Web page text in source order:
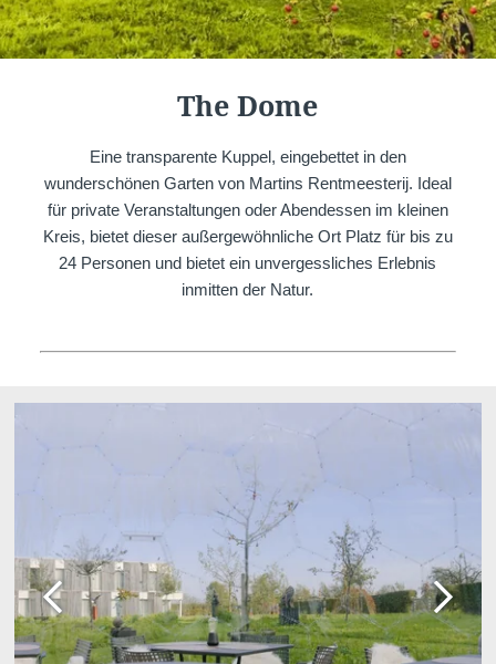
The Dome
Eine transparente Kuppel, eingebettet in den
wunderschönen Garten von Martins Rentmeesterij. Ideal
für private Veranstaltungen oder Abendessen im kleinen
Kreis, bietet dieser außergewöhnliche Ort Platz für bis zu
24 Personen und bietet ein unvergessliches Erlebnis
inmitten der Natur.